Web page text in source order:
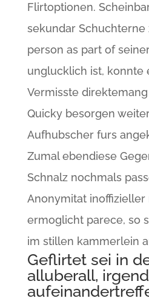
Flirtoptionen.
sekundar Schuchterne
person as part of
unglucklich ist, konnte
Vermisste
Quicky besorgen
Aufhubscher furs
Zumal ebendiese
Schnalz nochmals
Anonymitat
ermoglicht parece, so
im stillen kammerlein
Geflirtet sei in
alluberall,